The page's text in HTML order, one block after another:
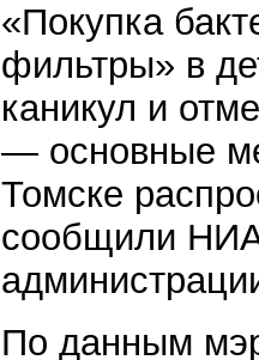
«Покупка
фильтры» в
каникул и
— основные
Томске
сообщили
По данным